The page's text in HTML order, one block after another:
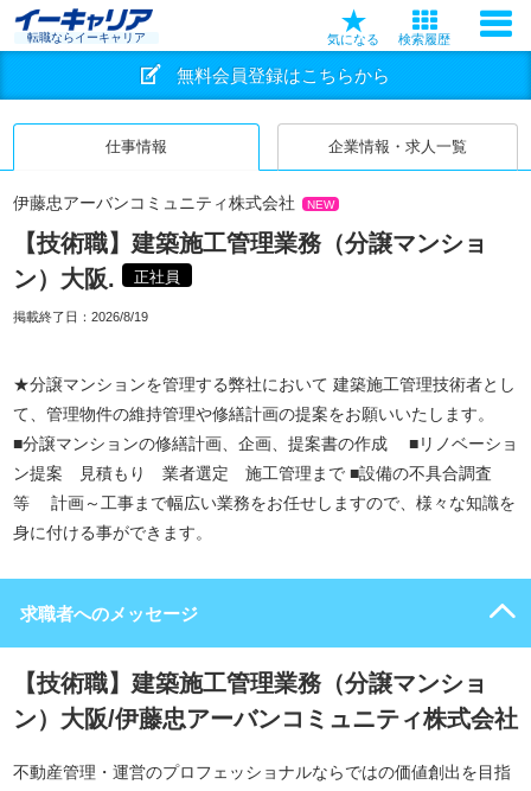
転職ならイーキャリア 気になる 検索履歴
無料会員登録はこちらから
仕事情報 企業情報・求人一覧
伊藤忠アーバンコミュニティ株式会社 NEW
【技術職】建築施工管理業務（分譲マンショ
ン）大阪.
正社員
掲載終了日： 2026/8/19
★分譲マンションを管理する弊社において 建築施工管理技術者とし
て、管理物件の維持管理や修繕計画の提案をお願いいたします。
■分譲マンションの修繕計画、企画、提案書の作成 ■リノベーショ
ン提案 見積もり 業者選定 施工管理まで ■設備の不具合調査
等 計画～工事まで幅広い業務をお任せしますので、様々な知識を
身に付ける事ができます。
求職者へのメッセージ
【技術職】建築施工管理業務（分譲マンショ
ン）大阪/伊藤忠アーバンコミュニティ株式会社
不動産管理・運営のプロフェッショナルならではの価値創出を目指